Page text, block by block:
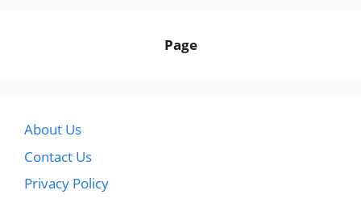
Page
About Us
Contact Us
Privacy Policy